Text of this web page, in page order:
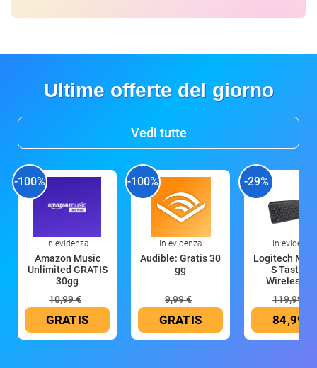
Ultime offerte del giorno
Vedi tutte
-100%
In evidenza
Amazon Music
Unlimited GRATIS
30gg
10,99 €
GRATIS
-100%
In evidenza
Audible: Gratis 30
gg
9,99 €
GRATIS
-29%
In evidenza
Logitech MX
S Tastiera
Wireless
119,99 €
84,99 €